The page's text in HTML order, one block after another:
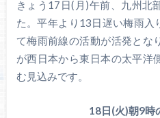
きょう17日(月)午前、九州北
た。平年より13日遅い梅雨
て梅雨前線の活動が活発とな
が西日本から東日本の太平洋
む見込みです。
18日(火)朝9時